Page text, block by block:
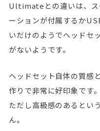
Ultimateとの違いは、ス
ーションが付属するか
いだけのようでヘッドセ
がないようです。
ヘッドセット自体の質感
作りで非常に好印象です。
ただし高級感のあるとい
ん。